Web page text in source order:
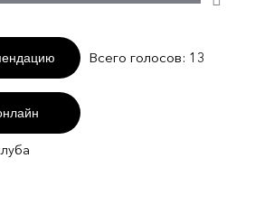
Всего голосов: 13